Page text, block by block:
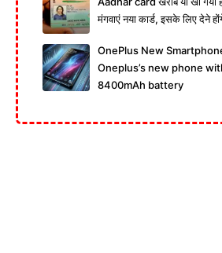
मंगवाएं नया कार्ड, इसके लिए देने
OnePlus New
Oneplus’s new phone
8400mAh battery